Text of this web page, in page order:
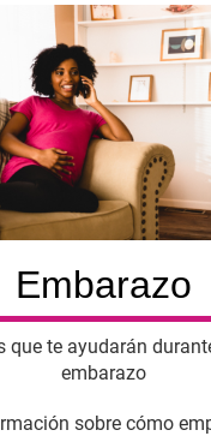
content with
rotating set of
Embarazo
que te ayudarán
embarazo
sobre cómo